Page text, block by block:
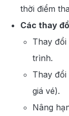
thời điểm
Các thay
Thay
trình.
Thay đổi
giá vé).
Nâng